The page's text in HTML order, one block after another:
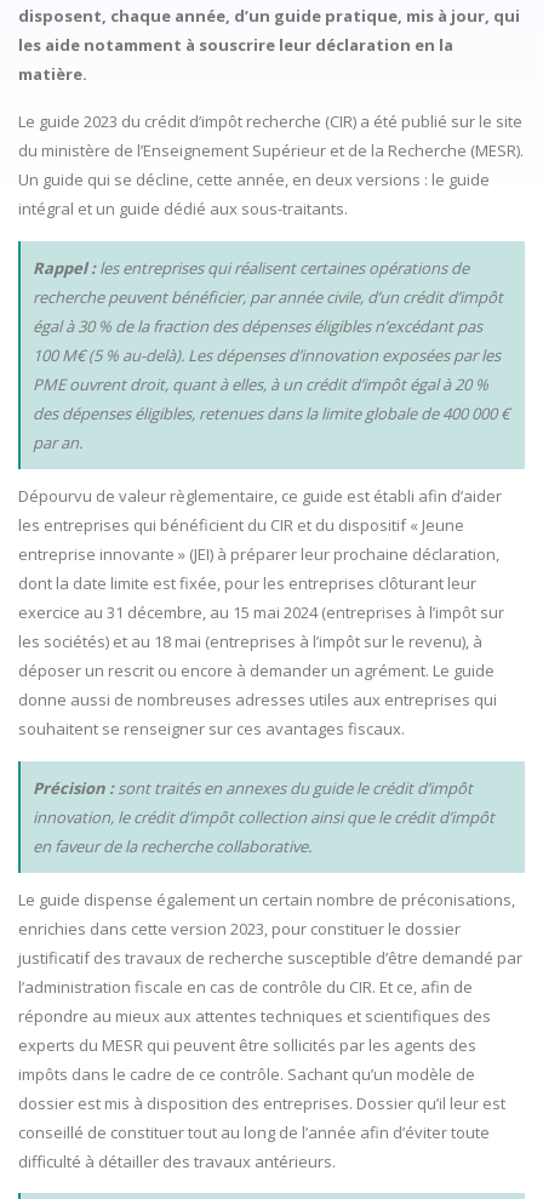
disposent, chaque année, d’un guide pratique, mis à jour, qui
les aide notamment à souscrire leur déclaration en la
matière.
Le guide 2023 du crédit d’impôt recherche (CIR) a été publié sur le site
du ministère de l’Enseignement Supérieur et de la Recherche (MESR).
Un guide qui se décline, cette année, en deux versions : le guide
intégral et un guide dédié aux sous-traitants.
Rappel :les entreprises qui réalisent certaines opérations de
recherche peuvent bénéficier, par année civile, d’un crédit d’impôt
égal à 30 % de la fraction des dépenses éligibles n’excédant pas
100 M€ (5 % au-delà). Les dépenses d’innovation exposées par les
PME ouvrent droit, quant à elles, à un crédit d’impôt égal à 20 %
des dépenses éligibles, retenues dans la limite globale de 400 000 €
par an.
Dépourvu de valeur règlementaire, ce guide est établi afin d’aider
les entreprises qui bénéficient du CIR et du dispositif « Jeune
entreprise innovante » (JEI) à préparer leur prochaine déclaration,
dont la date limite est fixée, pour les entreprises clôturant leur
exercice au 31 décembre, au 15 mai 2024 (entreprises à l’impôt sur
les sociétés) et au 18 mai (entreprises à l’impôt sur le revenu), à
déposer un rescrit ou encore à demander un agrément. Le guide
donne aussi de nombreuses adresses utiles aux entreprises qui
souhaitent se renseigner sur ces avantages fiscaux.
Précision :sont traités en annexes du guide le crédit d’impôt
innovation, le crédit d’impôt collection ainsi que le crédit d’impôt
en faveur de la recherche collaborative.
Le guide dispense également un certain nombre de préconisations,
enrichies dans cette version 2023, pour constituer le dossier
justificatif des travaux de recherche susceptible d’être demandé par
l’administration fiscale en cas de contrôle du CIR. Et ce, afin de
répondre au mieux aux attentes techniques et scientifiques des
experts du MESR qui peuvent être sollicités par les agents des
impôts dans le cadre de ce contrôle. Sachant qu’un modèle de
dossier est mis à disposition des entreprises. Dossier qu’il leur est
conseillé de constituer tout au long de l’année afin d’éviter toute
difficulté à détailler des travaux antérieurs.